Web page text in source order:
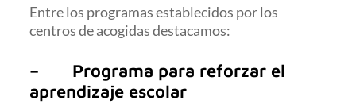
Entre los programas establecidos por los
centros de acogidas destacamos:
– Programa para reforzar el
aprendizaje escolar